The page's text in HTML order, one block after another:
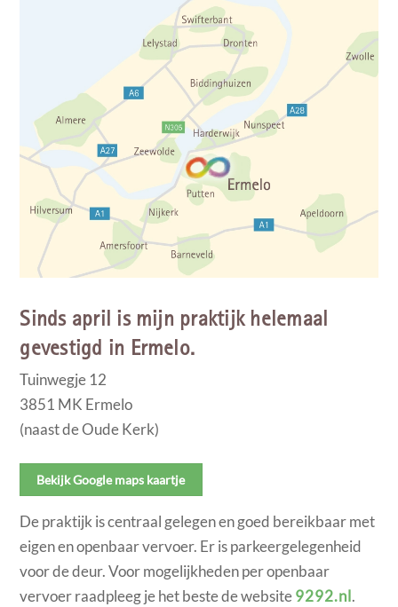
Sinds april is mijn praktijk helemaal
gevestigd in Ermelo.
Tuinwegje 12
3851 MK Ermelo
(naast de Oude Kerk)
Bekijk Google maps kaartje
De praktijk is centraal gelegen en goed bereikbaar met
eigen en openbaar vervoer. Er is parkeergelegenheid
voor de deur. Voor mogelijkheden per openbaar
vervoer raadpleeg je het beste de website9292.nl.